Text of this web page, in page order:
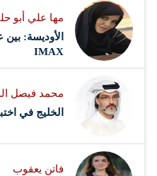
مها علي أبو
الأوديسة:
IMAX
محمد فيصل
‏الخليج في
فاتن يعقوب